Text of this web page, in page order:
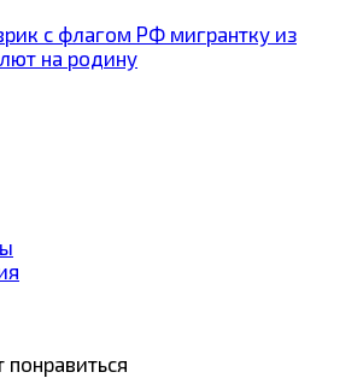
с флагом РФ мигрантку из
на родину